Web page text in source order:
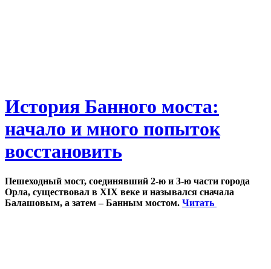
История Банного моста:
начало и много попыток
восстановить
Пешеходный мост, соединявший 2-ю и 3-ю части города
Орла, существовал в XIX веке и назывался сначала
Балашовым, а затем – Банным мостом. Читать